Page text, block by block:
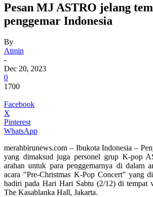
Pesan MJ ASTRO jelang
penggemar Indonesia
By
Atmin
-
Dec 20, 2023
0
1700
Facebook
X
Pinterest
WhatsApp
merahbirunews.com – Ibukota Indonesia –
yang dimaksud juga personel grup K-pop
arahan untuk para penggemarnya di dalam
acara "Pre-Christmas K-Pop Concert" yang
hadiri pada Hari Hari Sabtu (2/12) di tempat
The Kasablanka Hall, Jakarta.